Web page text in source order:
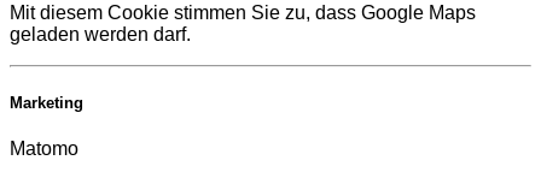
Mit diesem Cookie stimmen Sie zu, dass Google Maps
geladen werden darf.
Marketing
Matomo